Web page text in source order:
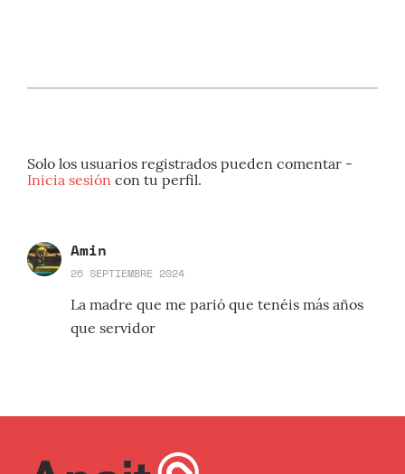
Solo los usuarios registrados pueden comentar -
Inicia sesión con tu perfil.
Amin
26 SEPTIEMBRE 2024
La madre que me parió que tenéis más años
que servidor